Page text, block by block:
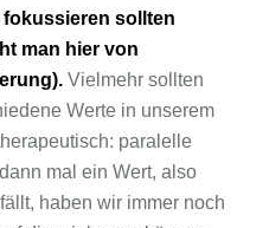
fokussieren sollten
man hier von
Vielmehr sollten
Werte in unserem
paralelle
mal ein Wert, also
haben wir immer noch